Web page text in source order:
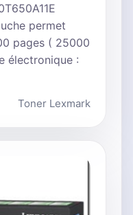
permet
pages ( 25000
électronique :
Toner Lexmark